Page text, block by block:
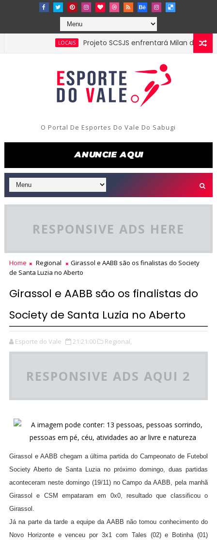
Projeto SCSJS enfrentará Milan de
O Portal De Esportes Do Vale Do Sabugi
RESPONSIVE ADS HERE
Home Regional
Girassol e AABB são os finalistas do Society
de Santa Luzia no Aberto
Girassol e AABB são os finalistas do
Society de Santa Luzia no Aberto
Esporte do Vale 21:21:00 Regional,
RESPONSIVE ADS AQUI 2
Girassol e AABB chegam a última partida do Campeonato de Futebol
Society Aberto de Santa Luzia no próximo domingo, duas partidas
aconteceram neste domingo (19/11) no Campo da AABB, pela manhã
Girassol e CSM empataram em 0x0, resultado que classificou o
Girassol.
Já na parte da tarde a equipe da AABB não tomou conhecimento do
Novo Horizonte e venceu por 3x1 com Tales (02) e Botinha (01)